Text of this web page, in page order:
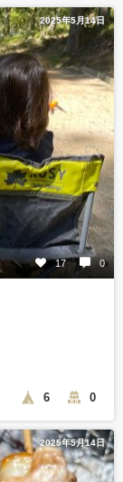
2025年5月14日
17 0
6 0
2025年5月14日